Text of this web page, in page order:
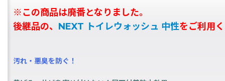
※この商品は廃番となりました。
後継品の、 NEXT トイレウォッシュ 中性をご利用
汚れ・悪臭を防ぐ！